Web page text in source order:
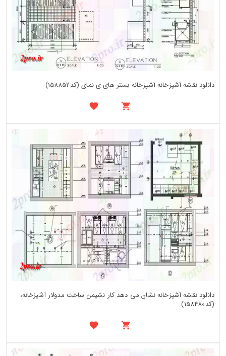
دانلود نقشه آشپزخانه آشپزخانه بستر های ی نمای (کد158852)
دانلود نقشه آشپزخانه نشان می دهد کار نشیمن ساخت مدولار آشپزخانه،
(کد158480)